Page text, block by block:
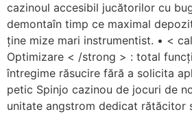
cazinoul accesibil jucătorilor cu
demontaîn timp ce maximal
ține mize mari instrumentist. • <
Optimizare < /strong > : total
întregime răsucire fără a solicita
petic Spinjo cazinou de jocuri de
unitate angstrom dedicat rătăcitor